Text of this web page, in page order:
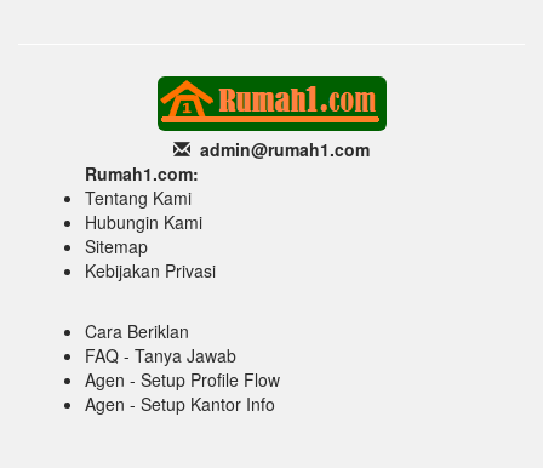
admin@rumah1.com
Rumah1.com:
Tentang Kami
Hubungin Kami
Sitemap
Kebijakan Privasi
Cara Beriklan
FAQ - Tanya Jawab
Agen - Setup Profile Flow
Agen - Setup Kantor Info